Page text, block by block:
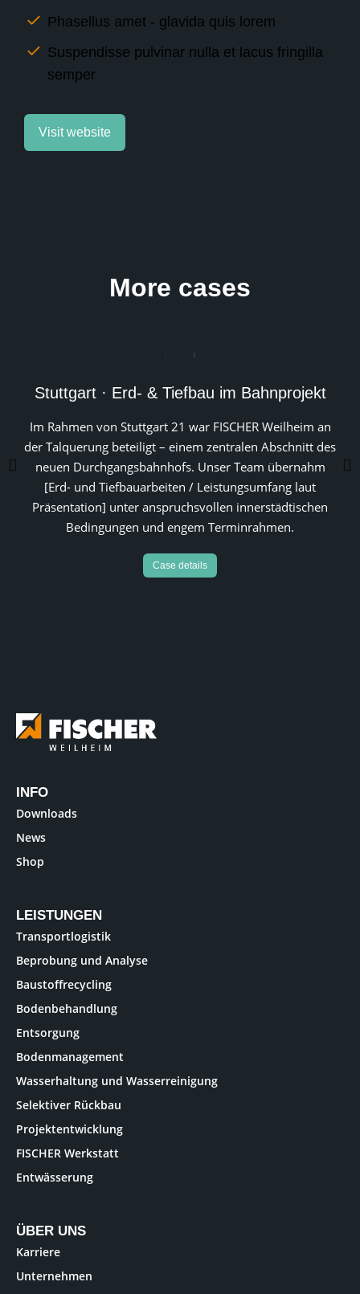
Phasellus amet - glavida quis lorem
Suspendisse pulvinar nulla et lacus fringilla
semper
Visit website
More cases
Stuttgart · Erd- & Tiefbau im Bahnprojekt
Im Rahmen von Stuttgart 21 war FISCHER Weilheim an
der Talquerung beteiligt – einem zentralen Abschnitt des
neuen Durchgangsbahnhofs. Unser Team übernahm
[Erd- und Tiefbauarbeiten / Leistungsumfang laut
Präsentation] unter anspruchsvollen innerstädtischen
Bedingungen und engem Terminrahmen.
Case details
INFO
Downloads
News
Shop
LEISTUNGEN
Transportlogistik
Beprobung und Analyse
Baustoffrecycling
Bodenbehandlung
Entsorgung
Bodenmanagement
Wasserhaltung und Wasserreinigung
Selektiver Rückbau
Projektentwicklung
FISCHER Werkstatt
Entwässerung
ÜBER UNS
Karriere
Unternehmen